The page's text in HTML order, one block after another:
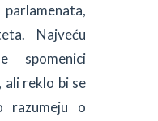
Najveću
spomenici
ali reklo bi se
razumeju o